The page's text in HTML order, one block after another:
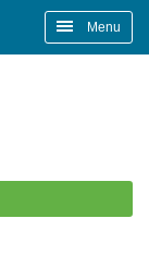
Menu